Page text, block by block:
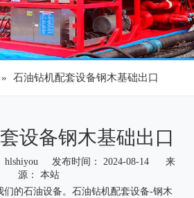
» 石油钻机配套设备钢木基础出口
设备钢木基础出口
发布时间： 2024-08-14 来
源： 本站
的石油设备。石油钻机配套设备-钢木